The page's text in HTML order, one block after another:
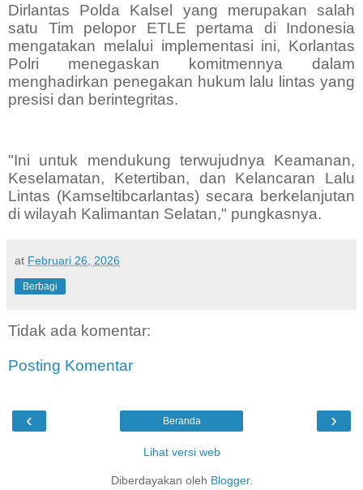
Dirlantas Polda Kalsel yang merupakan salah
satu Tim pelopor ETLE pertama di Indonesia
mengatakan melalui implementasi ini, Korlantas
Polri menegaskan komitmennya dalam
menghadirkan penegakan hukum lalu lintas yang
presisi dan berintegritas.
"Ini untuk mendukung terwujudnya Keamanan,
Keselamatan, Ketertiban, dan Kelancaran Lalu
Lintas (Kamseltibcarlantas) secara berkelanjutan
di wilayah Kalimantan Selatan," pungkasnya.
at Februari 26, 2026
Berbagi
Tidak ada komentar:
Posting Komentar
‹ ›
Beranda
Lihat versi web
Diberdayakan oleh Blogger.